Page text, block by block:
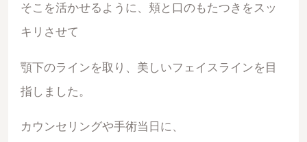
そこを活かせるように、頬と口のもたつきをスッ
キリさせて
顎下のラインを取り、美しいフェイスラインを目
指しました。
カウンセリングや手術当日に、